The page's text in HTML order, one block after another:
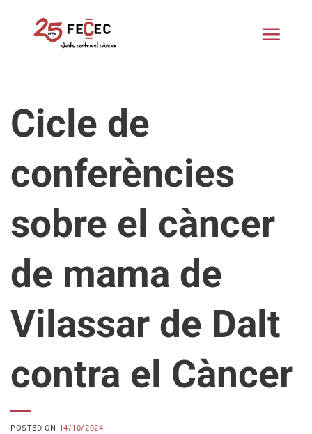
Cicle de
conferències
sobre el càncer
de mama de
Vilassar de Dalt
contra el Càncer
POSTED ON 14/10/2024